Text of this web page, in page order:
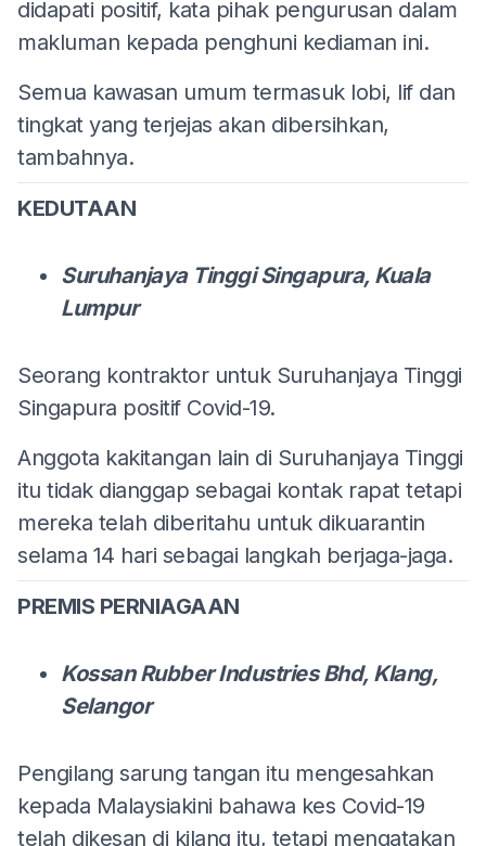
didapati positif, kata pihak pengurusan dalam
makluman kepada penghuni kediaman ini.
Semua kawasan umum termasuk lobi, lif dan
tingkat yang terjejas akan dibersihkan,
tambahnya.
KEDUTAAN
Suruhanjaya Tinggi Singapura, Kuala
Lumpur
Seorang kontraktor untuk Suruhanjaya Tinggi
Singapura positif Covid-19.
Anggota kakitangan lain di Suruhanjaya Tinggi
itu tidak dianggap sebagai kontak rapat tetapi
mereka telah diberitahu untuk dikuarantin
selama 14 hari sebagai langkah berjaga-jaga.
PREMIS PERNIAGAAN
Kossan Rubber Industries Bhd, Klang,
Selangor
Pengilang sarung tangan itu mengesahkan
kepada Malaysiakini bahawa kes Covid-19
telah dikesan di kilang itu, tetapi mengatakan